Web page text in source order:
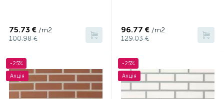
75.73 € /m2
100.98 €
96.77 € /m2
129.03 €
-25%
Акція
-25%
Акція